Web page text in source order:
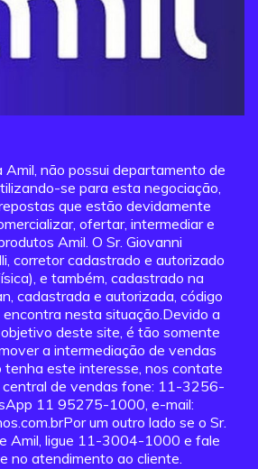
Amil, não possui departamento de
se para esta negociação,
que estão devidamente
ofertar, intermediar e
Amil. O Sr. Giovanni
corretor cadastrado e autorizado
e também, cadastrado na
cadastrada e autorizada, código
nesta situação.Devido a
deste site, é tão somente
a intermediação de vendas
tenha este interesse, nos contate
de vendas fone: 11-3256-
11 95275-1000, e-mail:
um outro lado se o Sr.
Amil, ligue 11-3004-1000 e fale
no atendimento ao cliente.